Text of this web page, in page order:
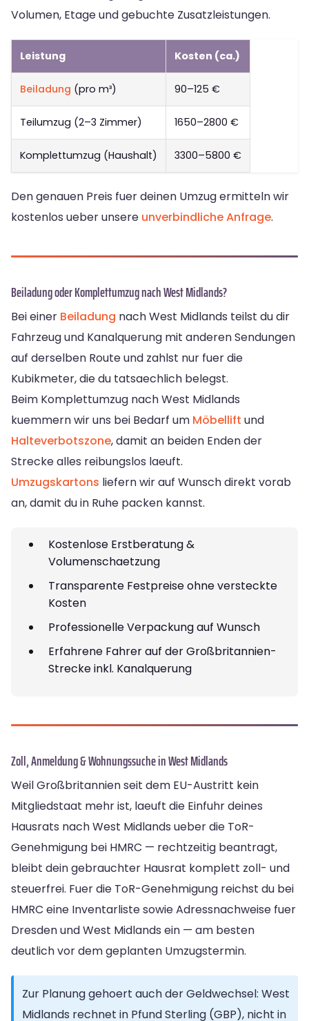
Volumen, Etage und gebuchte Zusatzleistungen.
Leistung Kosten (ca.)
Beiladung (pro m³) 90–125 €
Teilumzug (2–3 Zimmer) 1650–2800 €
Komplettumzug (Haushalt) 3300–5800 €
Den genauen Preis fuer deinen Umzug ermitteln wir
kostenlos ueber unsere unverbindliche Anfrage.
Beiladung oder Komplettumzug nach West Midlands?
Bei einer Beiladung nach West Midlands teilst du dir
Fahrzeug und Kanalquerung mit anderen Sendungen
auf derselben Route und zahlst nur fuer die
Kubikmeter, die du tatsaechlich belegst.
Beim Komplettumzug nach West Midlands
kuemmern wir uns bei Bedarf um Möbellift und
Halteverbotszone, damit an beiden Enden der
Strecke alles reibungslos laeuft.
Umzugskartons liefern wir auf Wunsch direkt vorab
an, damit du in Ruhe packen kannst.
Kostenlose Erstberatung &
Volumenschaetzung
Transparente Festpreise ohne versteckte
Kosten
Professionelle Verpackung auf Wunsch
Erfahrene Fahrer auf der Großbritannien-
Strecke inkl. Kanalquerung
Zoll, Anmeldung & Wohnungssuche in West Midlands
Weil Großbritannien seit dem EU-Austritt kein
Mitgliedstaat mehr ist, laeuft die Einfuhr deines
Hausrats nach West Midlands ueber die ToR-
Genehmigung bei HMRC — rechtzeitig beantragt,
bleibt dein gebrauchter Hausrat komplett zoll- und
steuerfrei. Fuer die ToR-Genehmigung reichst du bei
HMRC eine Inventarliste sowie Adressnachweise fuer
Dresden und West Midlands ein — am besten
deutlich vor dem geplanten Umzugstermin.
Zur Planung gehoert auch der Geldwechsel: West
Midlands rechnet in Pfund Sterling (GBP), nicht in